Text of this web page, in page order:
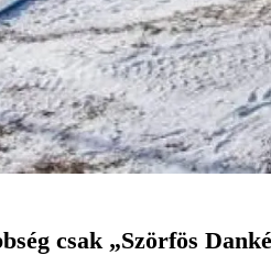
csak „Szörfös